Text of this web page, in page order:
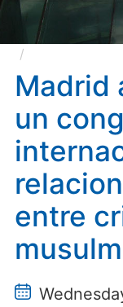
sobre las
Madrid
un
entre